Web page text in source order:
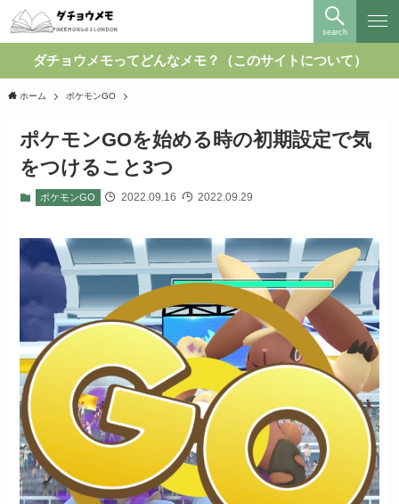
search
ダチョウメモってどんなメモ？（このサイトについて）
ホーム ポケモンGO
ポケモンGOを始める時の初期設定で気
をつけること3つ
ポケモンGO 2022.09.16 2022.09.29